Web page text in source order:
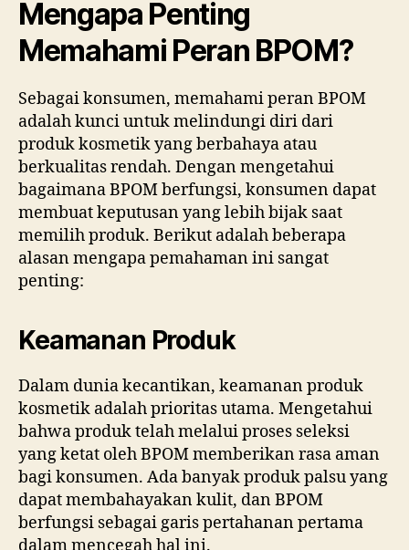
Mengapa Penting
Memahami Peran BPOM?
Sebagai konsumen, memahami peran BPOM
adalah kunci untuk melindungi diri dari
produk kosmetik yang berbahaya atau
berkualitas rendah. Dengan mengetahui
bagaimana BPOM berfungsi, konsumen dapat
membuat keputusan yang lebih bijak saat
memilih produk. Berikut adalah beberapa
alasan mengapa pemahaman ini sangat
penting:
Keamanan Produk
Dalam dunia kecantikan, keamanan produk
kosmetik adalah prioritas utama. Mengetahui
bahwa produk telah melalui proses seleksi
yang ketat oleh BPOM memberikan rasa aman
bagi konsumen. Ada banyak produk palsu yang
dapat membahayakan kulit, dan BPOM
berfungsi sebagai garis pertahanan pertama